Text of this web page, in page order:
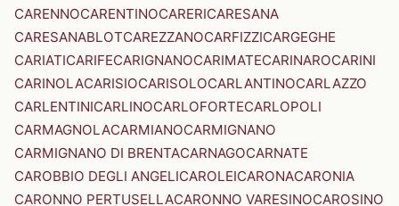
CARENNOCARENTINOCARERICARESANA
CARESANABLOTCAREZZANOCARFIZZICARGEGHE
CARIATICARIFECARIGNANOCARIMATECARINAROCARINI
CARINOLACARISIOCARISOLOCARLANTINOCARLAZZO
CARLENTINICARLINOCARLOFORTECARLOPOLI
CARMAGNOLACARMIANOCARMIGNANO
CARMIGNANO DI BRENTACARNAGOCARNATE
CAROBBIO DEGLI ANGELICAROLEICARONACARONIA
CARONNO PERTUSELLACARONNO VARESINOCAROSINO